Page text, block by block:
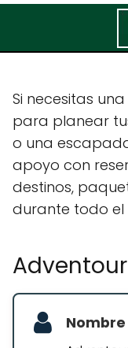
Si necesitas una
para planear
o una
apoyo con
destinos,
durante todo el
Nombre